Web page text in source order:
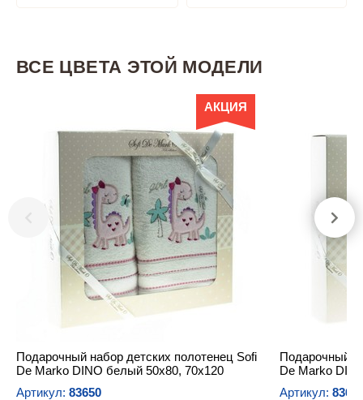
ВСЕ ЦВЕТА ЭТОЙ МОДЕЛИ
АКЦИЯ
Подарочный набор детских полотенец Sofi
De Marko DINO белый 50х80, 70х120
Артикул: 83650
Подарочный
De Marko
Артикул: